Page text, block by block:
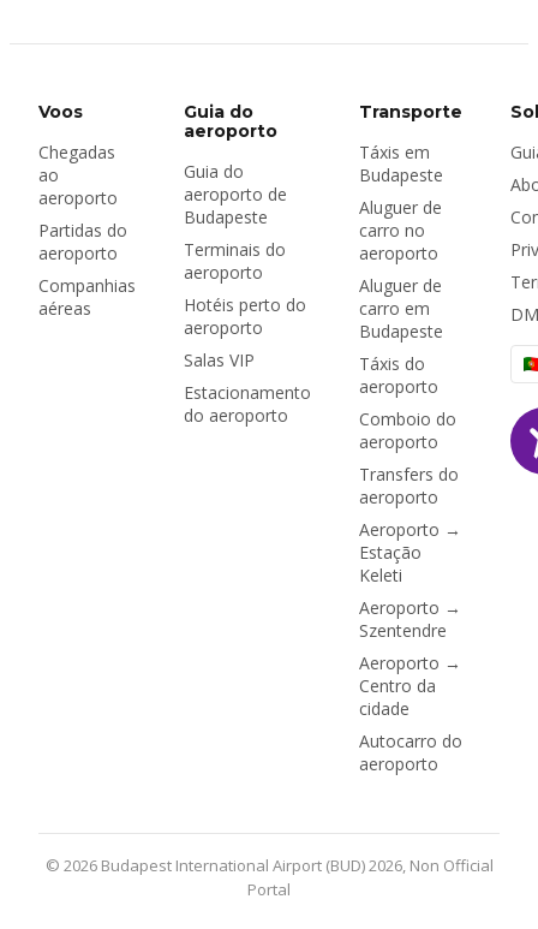
transporte para o
centro da cidade.
Voos
Chegadas
ao
aeroporto
Partidas do
aeroporto
Companhias
aéreas
Guia do
aeroporto
Guia do
aeroporto de
Budapeste
Terminais do
aeroporto
Hotéis perto do
aeroporto
Salas VIP
Estacionamento
do aeroporto
Transporte
Táxis em
Budapeste
Aluguer de
carro no
aeroporto
Aluguer de
carro em
Budapeste
Táxis do
aeroporto
Comboio do
aeroporto
Transfers do
aeroporto
Aeroporto →
Estação
Keleti
Aeroporto →
Szentendre
Aeroporto →
Centro da
cidade
Autocarro do
aeroporto
© 2026 Budapest International Airport (BUD) 2026, Non Official
Portal